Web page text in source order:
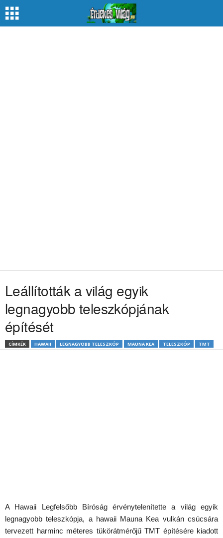
Leállították a világ egyik
legnagyobb teleszkópjának
építését
CÍMKÉK HAWAII LEGNAGYOBB TELESZKÓP MAUNA KEA TELESZKÓP TMT
A Hawaii Legfelsőbb Bíróság érvénytelenítette a világ egyik
legnagyobb teleszkópja, a hawaii Mauna Kea vulkán csúcsára
tervezett harminc méteres tükörátmérőjű TMT építésére kiadott